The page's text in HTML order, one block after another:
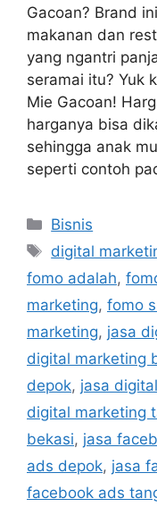
Gacoan? Brand
makanan dan
yang ngantri
seramai itu? Yuk
Mie Gacoan!
harganya bisa
sehingga anak
seperti contoh
Bisnis
digital
fomo adalah,
marketing, fomo
marketing, jasa
digital marketing
depok, jasa
digital marketing
bekasi, jasa
ads depok, jasa
facebook ads